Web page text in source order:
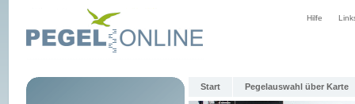
Hilfe
Start Pegelauswahl über Karte